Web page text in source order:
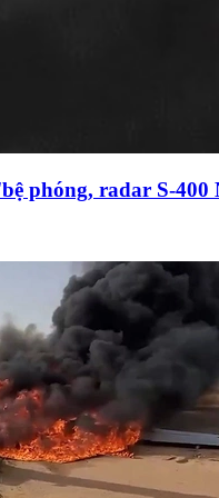
phóng, radar S-400